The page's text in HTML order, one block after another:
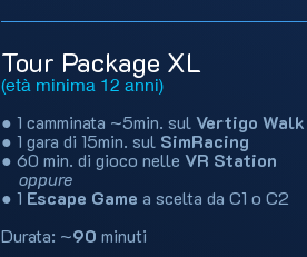
Tour Package XL
(età minima 12 anni)
● 1 camminata ~5min. sulVertigo Walk
● 1 gara di 15min. sul SimRacing
● 60 min. di gioco nelle VR Station
oppure
● 1 Escape Game a scelta da C1 o C2
Durata: ~90 minuti